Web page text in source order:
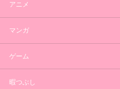
アニメ
マンガ
ゲーム
暇つぶし